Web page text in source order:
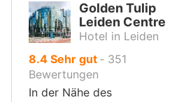
Golden Tulip
Leiden Centre
Hotel in Leiden
8.4von
10,
Sehr gut ‐ 351
Bewertungen
In der Nähe des